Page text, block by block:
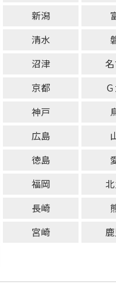
新潟
清水
沼津
京都
神戸
広島
徳島
福岡
長崎
宮崎